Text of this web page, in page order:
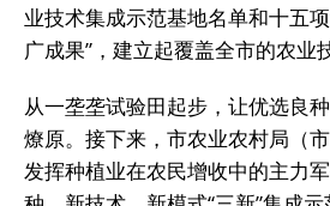
业技术集成示范基地名单和十五
广成果”，建立起覆盖全市的农业
从一垄垄试验田起步，让优选良
燎原。接下来，市农业农村局（
发挥种植业在农民增收中的主力